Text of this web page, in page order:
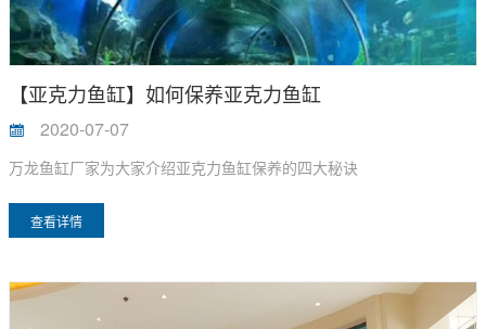
【亚克力鱼缸】如何保养亚克力鱼缸
2020-07-07
万龙鱼缸厂家为大家介绍亚克力鱼缸保养的四大秘诀
查看详情